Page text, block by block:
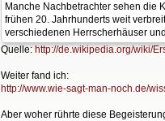
Manche Nachbetrachter sehen die
frühen 20. Jahrhunderts weit
verschiedenen Herrscherhäuser
Quelle: http://de.wikipedia.org/wiki/
Weiter fand ich:
http://www.wie-sagt-man-noch.de/
Aber woher rührte diese